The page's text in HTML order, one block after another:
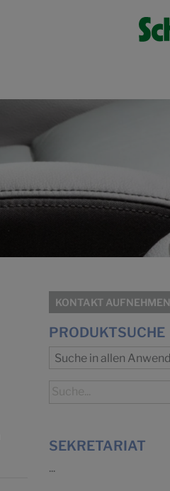
KONTAKT AUFNEHMEN
PRODUKTSUCHE
SEKRETARIAT
...